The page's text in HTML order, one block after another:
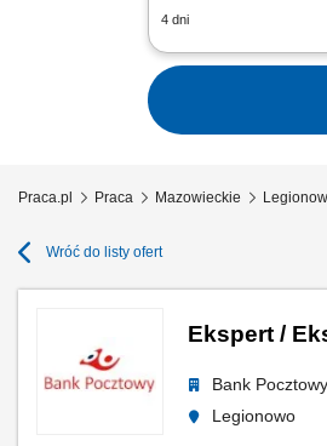
4 dni
Twój
Praca.pl Praca Mazowieckie
Wróć do listy ofert
Ekspert /
Bank
Legionowo